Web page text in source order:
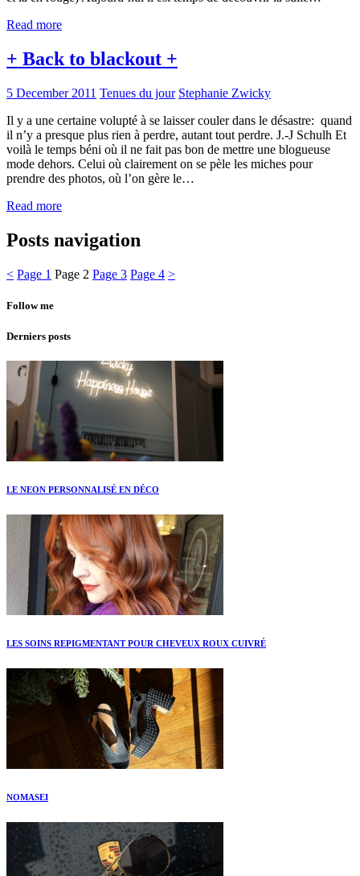
Read more
+ Back to blackout +
5 December 2011 Tenues du jour Stephanie Zwicky
Il y a une certaine volupté à se laisser couler dans le désastre: quand
il n’y a presque plus rien à perdre, autant tout perdre. J.-J Schulh Et
voilà le temps béni où il ne fait pas bon de mettre une blogueuse
mode dehors. Celui où clairement on se pèle les miches pour
prendre des photos, où l’on gère le…
Read more
Posts navigation
< Page 1 Page 2 Page 3 Page 4 >
Follow me
Derniers posts
LE NEON PERSONNALISÉ EN DÉCO
LES SOINS REPIGMENTANT POUR CHEVEUX ROUX CUIVRÉ
NOMASEI